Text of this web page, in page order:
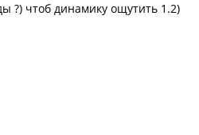
?) чтоб динамику ощутить 1.2)